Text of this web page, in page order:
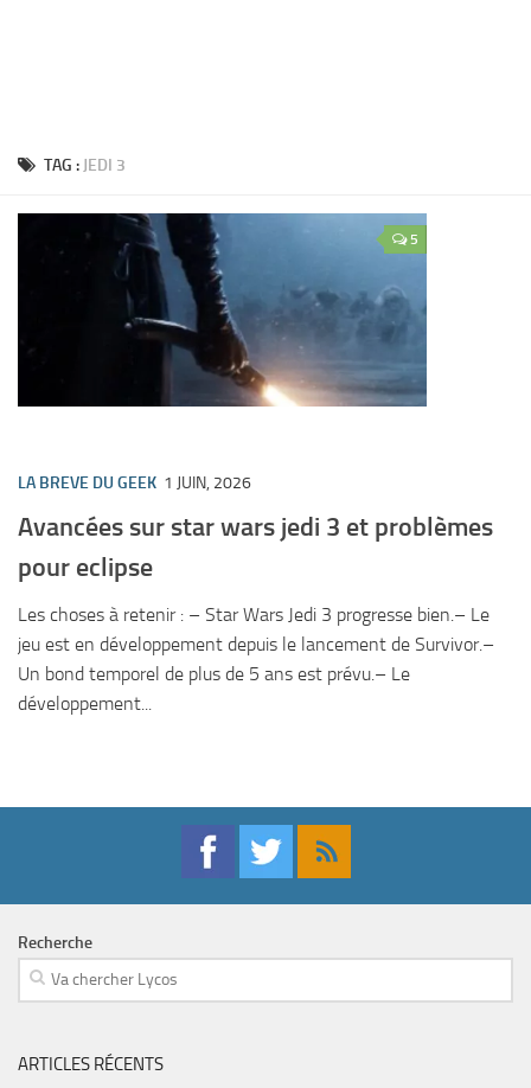
TAG : JEDI 3
5
LA BREVE DU GEEK 1 JUIN, 2026
Avancées sur star wars jedi 3 et problèmes
pour eclipse
Les choses à retenir : – Star Wars Jedi 3 progresse bien.– Le
jeu est en développement depuis le lancement de Survivor.–
Un bond temporel de plus de 5 ans est prévu.– Le
développement...
Recherche
ARTICLES RÉCENTS